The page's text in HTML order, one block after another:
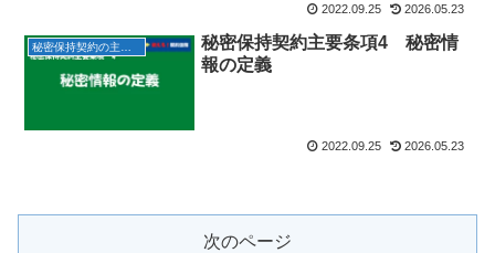
2022.09.25 2026.05.23
秘密保持契約の主要条項
秘密保持契約主要条項4 秘密情
報の定義
2022.09.25 2026.05.23
次のページ